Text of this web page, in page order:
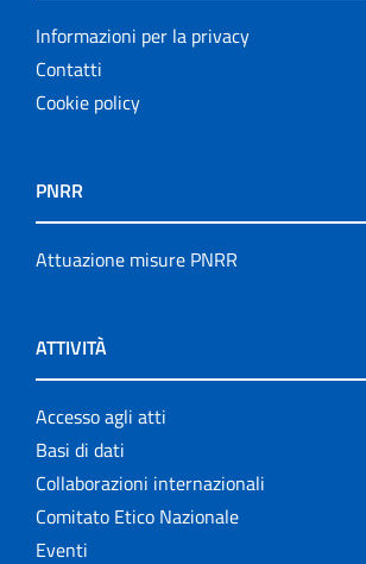
Informazioni per la privacy
Contatti
Cookie policy
PNRR
Attuazione misure PNRR
ATTIVITÀ
Accesso agli atti
Basi di dati
Collaborazioni internazionali
Comitato Etico Nazionale
Eventi